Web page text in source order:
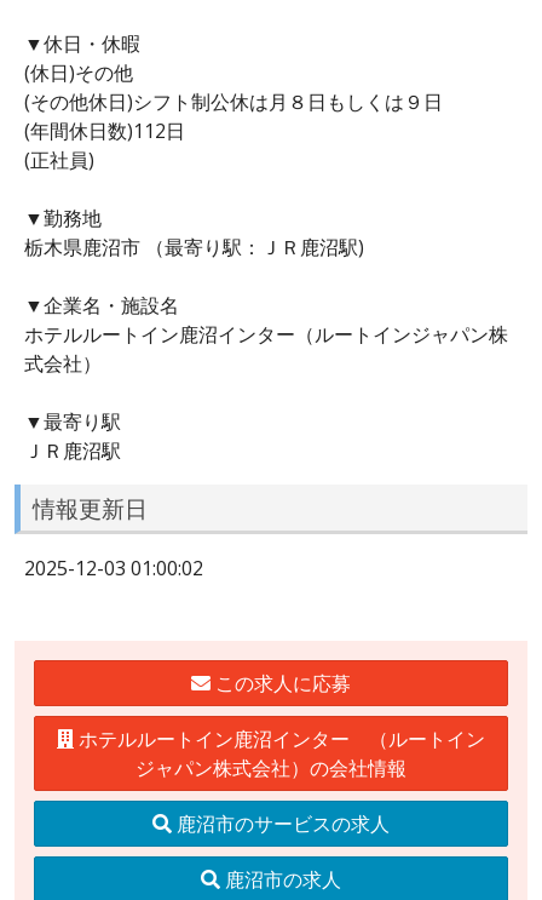
▼休日・休暇
(休日)その他
(その他休日)シフト制公休は月８日もしくは９日
(年間休日数)112日
(正社員)
▼勤務地
栃木県鹿沼市 （最寄り駅：ＪＲ鹿沼駅)
▼企業名・施設名
ホテルルートイン鹿沼インター（ルートインジャパン株
式会社）
▼最寄り駅
ＪＲ鹿沼駅
情報更新日
2025-12-03 01:00:02
この求人に応募
ホテルルートイン鹿沼インター （ルートイン
ジャパン株式会社）の会社情報
鹿沼市のサービスの求人
鹿沼市の求人